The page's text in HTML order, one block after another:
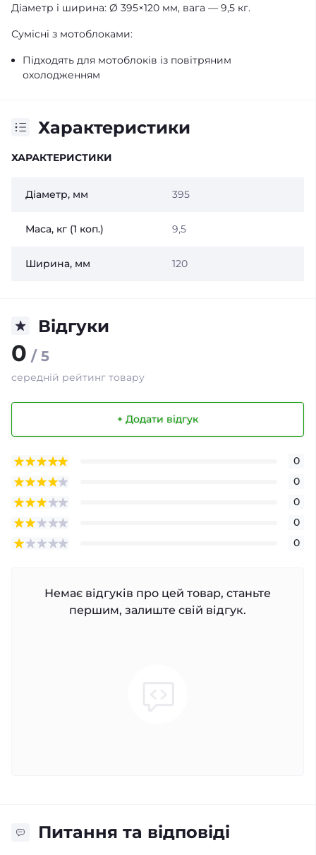
Діаметр і ширина: Ø 395×120 мм, вага — 9,5 кг.
Сумісні з мотоблоками:
Підходять для мотоблоків із повітряним
охолодженням
Характеристики
ХАРАКТЕРИСТИКИ
Діаметр, мм 395
Маса, кг (1 коп.) 9,5
Ширина, мм 120
Відгуки
0 / 5
середній рейтинг товару
+ Додати відгук
0
0
0
0
0
Немає відгуків про цей товар, станьте
першим, залиште свій відгук.
Питання та відповіді